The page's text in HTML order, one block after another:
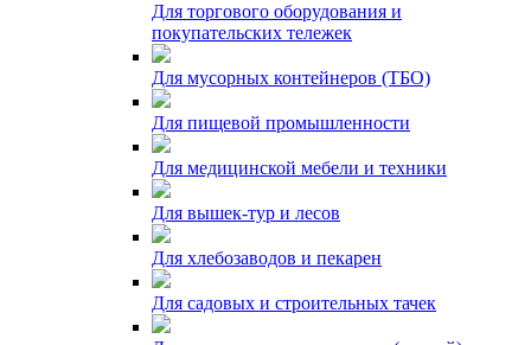
Для торгового оборудования и
покупательских тележек
Для мусорных контейнеров (ТБО)
Для пищевой промышленности
Для медицинской мебели и техники
Для вышек-тур и лесов
Для хлебозаводов и пекарен
Для садовых и строительных тачек